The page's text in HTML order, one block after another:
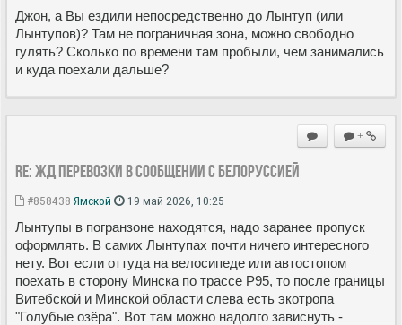
Джон, а Вы ездили непосредственно до Лынтуп (или
Лынтупов)? Там не пограничная зона, можно свободно
гулять? Сколько по времени там пробыли, чем занимались
и куда поехали дальше?
+
Re: ЖД перевозки в сообщении с Белоруссией
#858438 Ямской 19 май 2026, 10:25
Лынтупы в погранзоне находятся, надо заранее пропуск
оформлять. В самих Лынтупах почти ничего интересного
нету. Вот если оттуда на велосипеде или автостопом
поехать в сторону Минска по трассе Р95, то после границы
Витебской и Минской области слева есть экотропа
"Голубые озёра". Вот там можно надолго зависнуть -